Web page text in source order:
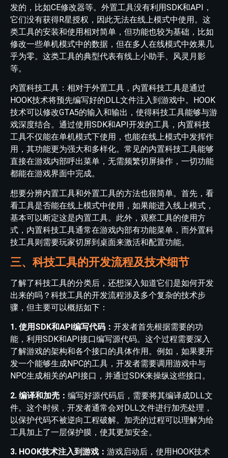
发的，比如CE修改器等。外置工具没有利用SDK和API，
它们没有获得R星授权，因此无法在线上模式中使用。这
类工具的安装和使用相对简单，但功能也较为基础，比如
修改一些单机模式中的数据，但在多人在线模式中效果几
乎为零。这类工具的典型代表有线上小助手、风灵月影
等。
内置科技工具：相对于外置工具，内置科技工具是通过
HOOK技术将预先编写好的DLL文件注入到游戏中。HOOK
技术可以修改GTA5的输入和输出，使得科技工具能够与游
戏深度结合。通过使用SDK和API开发的工具，内置科技
工具不仅能在单机模式下使用，也能在线上模式中发挥作
用，其功能更为强大和多样化。常见的内置科技工具能够
直接在游戏内部呼出菜单，无需频繁切屏操作，一切功能
都能在游戏界面中完成。
想要分辨内置工具和外置工具的方法也很简单。首先，看
看工具是否能在线上模式中使用，如果能进入线上模式，
基本可以断定这是内置工具。此外，观察工具的使用方
式，内置科技工具通常在游戏内部有功能菜单，而外置科
技工具则需要玩家切屏到桌面来激活和配置功能。
三、科技工具的开发流程及技术细节
了解了科技工具的分类后，还想深入知道它们是如何开发
出来的吗？科技工具的开发流程涉及多个复杂的技术步
骤，但主要可以概括如下：
1. 使用SDK和API编写代码： 开发者首先根据需要的功
能，利用SDK和API接口编写源代码。这个过程需要深入
了解游戏的架构和各个接口的具体作用。例如，如果要开
发一个能够生成NPC的工具，开发者需要调用游戏中与
NPC生成相关的API接口，并通过SDK来操纵这些接口。
2. 编译和加壳： 编写好源代码后，需要将其编译成DLL文
件。这个时候，开发者通常会对DLL文件进行加壳处理，
以保护代码不被逆向工程破解。加壳的过程可以理解为给
工具加上了一层保护膜，使其更加安全。
3. HOOK技术注入到游戏： 游戏启动后，使用HOOK技术